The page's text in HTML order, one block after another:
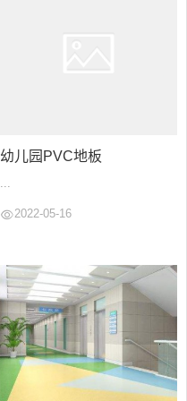
幼儿园PVC地板
...
2022-05-16